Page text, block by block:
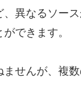
異なるソー
できます。
せんが、複